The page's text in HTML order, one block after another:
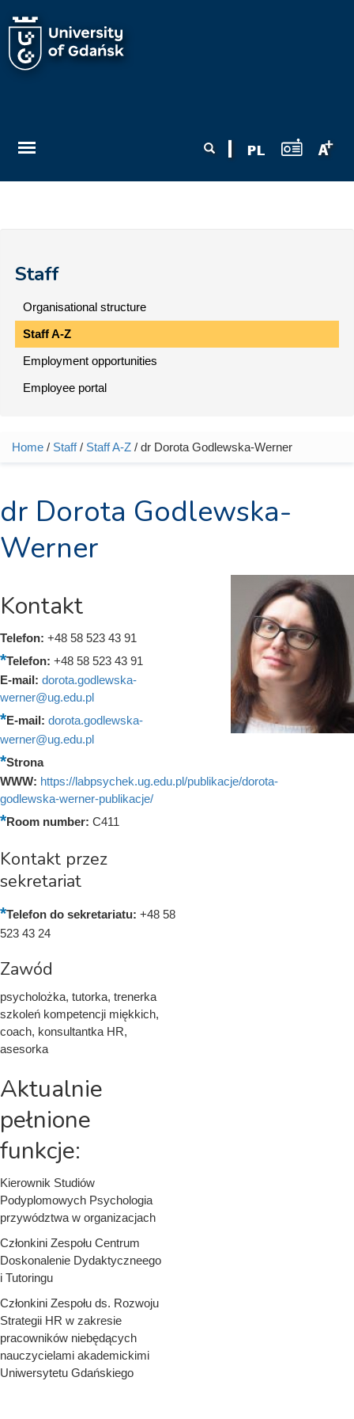
Staff
Organisational structure
Staff A-Z
Employment opportunities
Employee portal
You are here
Home / Staff/ Staff A-Z / dr Dorota Godlewska-Werner
dr Dorota Godlewska-
Werner
Kontakt
Telefon: +48 58 523 43 91
Telefon: +48 58 523 43 91
E-mail: dorota.godlewska-
werner@ug.edu.pl
E-mail: dorota.godlewska-
werner@ug.edu.pl
Strona
WWW: https://labpsychek.ug.edu.pl/publikacje/dorota-
godlewska-werner-publikacje/
Room number: C411
Kontakt przez
sekretariat
Telefon do sekretariatu: +48 58
523 43 24
Zawód
psycholożka, tutorka, trenerka
szkoleń kompetencji miękkich,
coach, konsultantka HR,
asesorka
Aktualnie
pełnione
funkcje:
Kierownik Studiów
Podyplomowych Psychologia
przywództwa w organizacjach
Członkini Zespołu Centrum
Doskonalenie Dydaktyczneego
i Tutoringu
Członkini Zespołu ds. Rozwoju
Strategii HR w zakresie
pracowników niebędących
nauczycielami akademickimi
Uniwersytetu Gdańskiego